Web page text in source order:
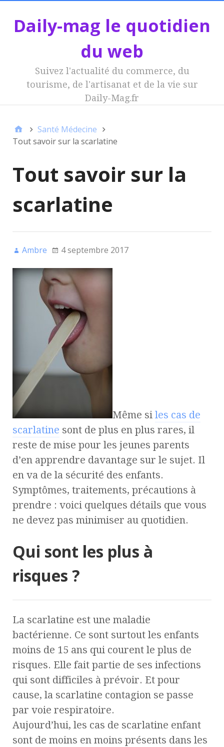
Daily-mag le quotidien
du web
Suivez l'actualité du commerce, du
tourisme, de l'artisanat et de la vie sur
Daily-Mag.fr
Santé Médecine
Tout savoir sur la scarlatine
Tout savoir sur la
scarlatine
Ambre 4 septembre 2017
Même si les cas de
scarlatine sont de plus en plus rares, il
reste de mise pour les jeunes parents
d’en apprendre davantage sur le sujet. Il
en va de la sécurité des enfants.
Symptômes, traitements, précautions à
prendre : voici quelques détails que vous
ne devez pas minimiser au quotidien.
Qui sont les plus à
risques ?
La scarlatine est une maladie
bactérienne. Ce sont surtout les enfants
moins de 15 ans qui courent le plus de
risques. Elle fait partie de ses infections
qui sont difficiles à prévoir. Et pour
cause, la scarlatine contagion se passe
par voie respiratoire.
Aujourd’hui, les cas de scarlatine enfant
sont de moins en moins présents dans les